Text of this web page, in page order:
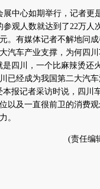
中心如期举行，记者更
观人数就达到了22万人
。有媒体记者不解地问
汽车产业支撑，为何四
四川，一个比麻辣烫还
已经成为我国第二大汽
报记者采访时说，四川
以及一直很前卫的消费观
。
(责任编